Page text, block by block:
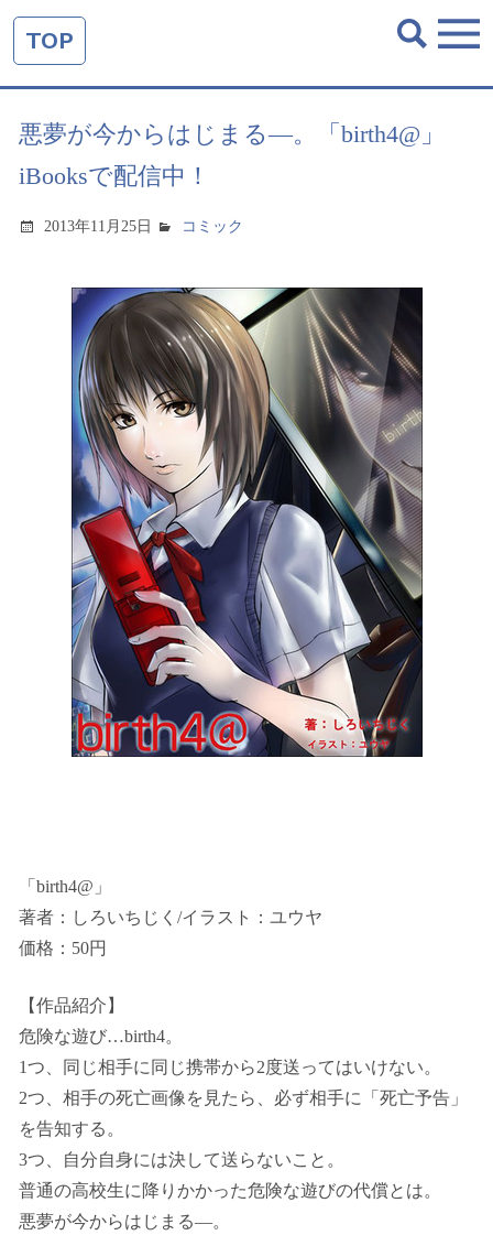
TOP
悪夢が今からはじまる―。「birth4@」
iBooksで配信中！
2013年11月25日 コミック
「birth4@」
著者：しろいちじく/イラスト：ユウヤ
価格：50円
【作品紹介】
危険な遊び…birth4。
1つ、同じ相手に同じ携帯から2度送ってはいけない。
2つ、相手の死亡画像を見たら、必ず相手に「死亡予告」
を告知する。
3つ、自分自身には決して送らないこと。
普通の高校生に降りかかった危険な遊びの代償とは。
悪夢が今からはじまる―。